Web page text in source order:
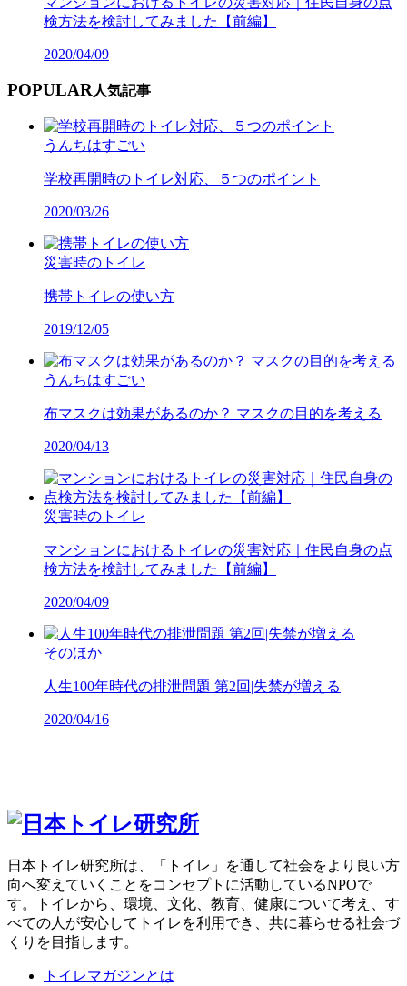
検方法を検討してみました【前編】
2020/04/09
POPULAR 人気記事
うんちはすごい
学校再開時のトイレ対応、５つのポイント
2020/03/26
災害時のトイレ
携帯トイレの使い方
2019/12/05
うんちはすごい
布マスクは効果があるのか？ マスクの目的を考える
2020/04/13
災害時のトイレ
マンションにおけるトイレの災害対応｜住民自身の点
検方法を検討してみました【前編】
2020/04/09
そのほか
人生100年時代の排泄問題 第2回|失禁が増える
2020/04/16
日本トイレ研究所は、「トイレ」を通して社会をより良い方
向へ変えていくことをコンセプトに活動しているNPOで
す。トイレから、環境、文化、教育、健康について考え、す
べての人が安心してトイレを利用でき、共に暮らせる社会づ
くりを目指します。
トイレマガジンとは